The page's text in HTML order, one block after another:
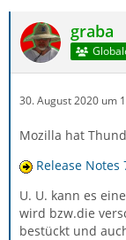
graba
30. August 2020 um
Mozilla hat
Release Notes
U. U. kann es
wird bzw.die
bestückt und